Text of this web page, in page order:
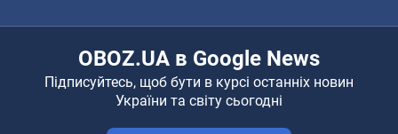
OBOZ.UA в Google News
Підписуйтесь, щоб бути в курсі останніх новин
України та світу сьогодні